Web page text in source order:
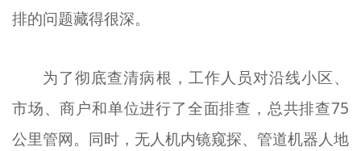
排的问题藏得很深。
为了彻底查清病根，工作人员对沿线小区、
市场、商户和单位进行了全面排查，总共排查75
公里管网。同时，无人机内镜窥探、管道机器人地